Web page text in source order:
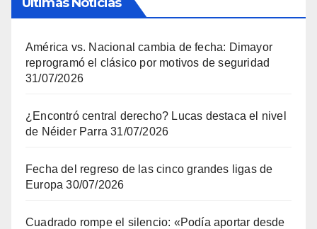
América vs. Nacional cambia de fecha: Dimayor
reprogramó el clásico por motivos de seguridad
31/07/2026
¿Encontró central derecho? Lucas destaca el nivel
de Néider Parra 31/07/2026
Fecha del regreso de las cinco grandes ligas de
Europa 30/07/2026
Cuadrado rompe el silencio: «Podía aportar desde